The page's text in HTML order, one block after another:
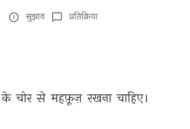
सुझाव प्रतिक्रिया
के चोर से महफ़ूज़ रखना चाहिए।